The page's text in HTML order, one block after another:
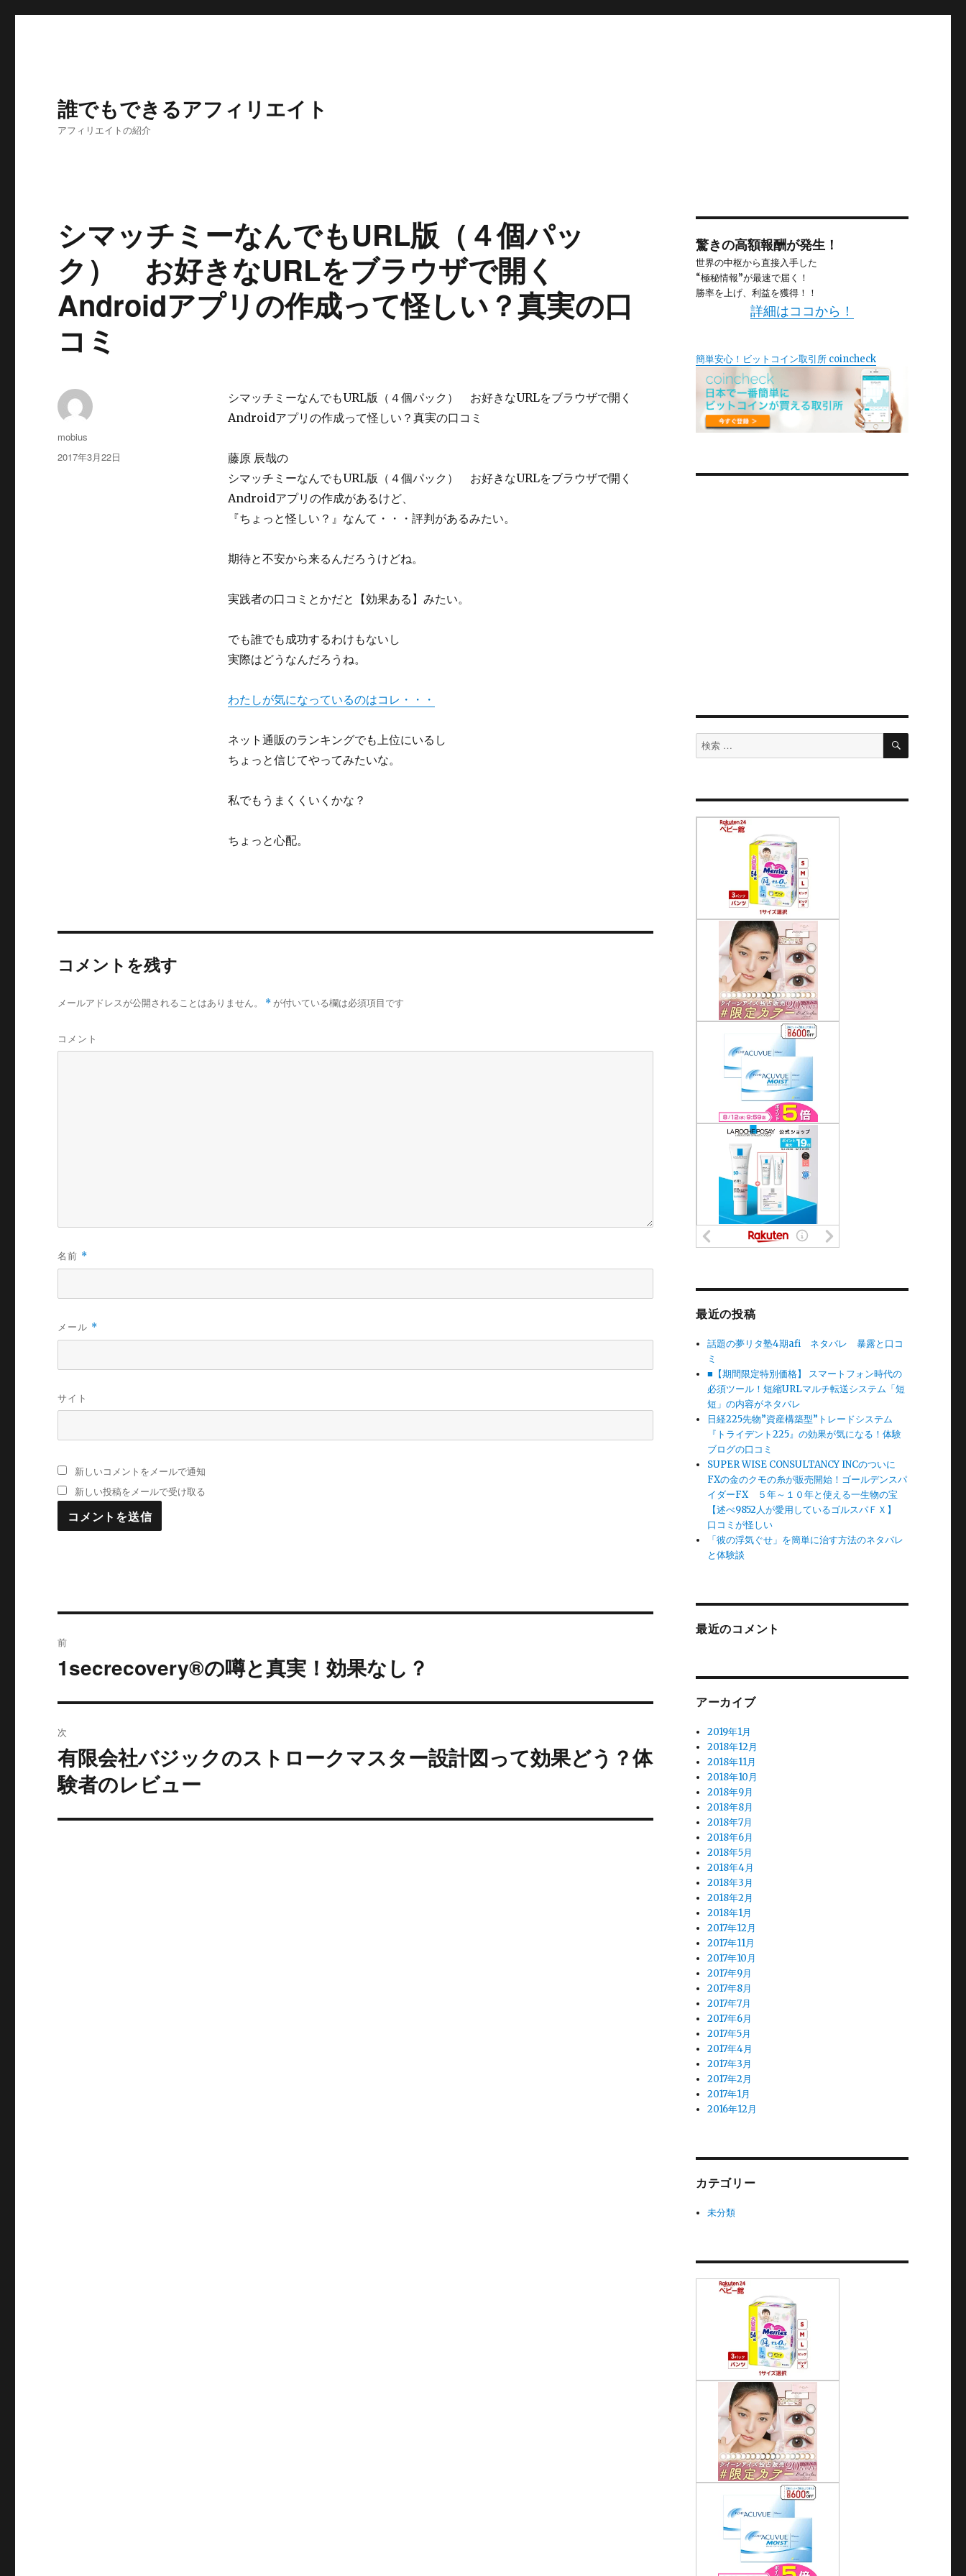
誰でもできるアフィリエイト
アフィリエイトの紹介
シマッチミーなんでもURL版（４個パッ
ク） お好きなURLをブラウザで開く
Androidアプリの作成って怪しい？真実の口
コミ
シマッチミーなんでもURL版（４個パック） お好きなURLをブラウザで開く
Androidアプリの作成って怪しい？真実の口コミ
藤原 辰哉の
シマッチミーなんでもURL版（４個パック） お好きなURLをブラウザで開く
Androidアプリの作成があるけど、
『ちょっと怪しい？』なんて・・・評判があるみたい。
期待と不安から来るんだろうけどね。
実践者の口コミとかだと【効果ある】みたい。
でも誰でも成功するわけもないし
実際はどうなんだろうね。
わたしが気になっているのはコレ・・・
ネット通販のランキングでも上位にいるし
ちょっと信じてやってみたいな。
私でもうまくくいくかな？
ちょっと心配。
投
稿
mobius
投
2017年3月22日
コメントを残す
メールアドレスが公開されることはありません。 * が付いている欄は必須項目です
コメント
名前 *
メール *
サイト
新しいコメントをメールで通知
新しい投稿をメールで受け取る
稿
ゲ
ー
前
過
の
投
稿:
1secrecovery®の噂と真実！効果なし？
次
次
の
投
稿:
有限会社バジックのストロークマスター設計図って効果どう？体
験者のレビュー
驚きの高額報酬が発生！
世界の中枢から直接入手した
“極秘情報”が最速で届く！
勝率を上げ、利益を獲得！！
詳細はココから！
簡単安心！ビットコイン取引所 coincheck
検
索
検
最近の投稿
話題の夢リタ塾4期afi ネタバレ 暴露と口コ
ミ
■【期間限定特別価格】 スマートフォン時代の
必須ツール！短縮URLマルチ転送システム「短
短」の内容がネタバレ
日経225先物”資産構築型”トレードシステム
『トライデント225』の効果が気になる！体験
ブログの口コミ
SUPER WISE CONSULTANCY INCのついに
FXの金のクモの糸が販売開始！ゴールデンスパ
イダーFX ５年～１０年と使える一生物の宝
【述べ9852人が愛用しているゴルスパＦＸ】
口コミが怪しい
「彼の浮気ぐせ」を簡単に治す方法のネタバレ
と体験談
最近のコメント
アーカイブ
2019年1月
2018年12月
2018年11月
2018年10月
2018年9月
2018年8月
2018年7月
2018年6月
2018年5月
2018年4月
2018年3月
2018年2月
2018年1月
2017年12月
2017年11月
2017年10月
2017年9月
2017年8月
2017年7月
2017年6月
2017年5月
2017年4月
2017年3月
2017年2月
2017年1月
2016年12月
カテゴリー
未分類